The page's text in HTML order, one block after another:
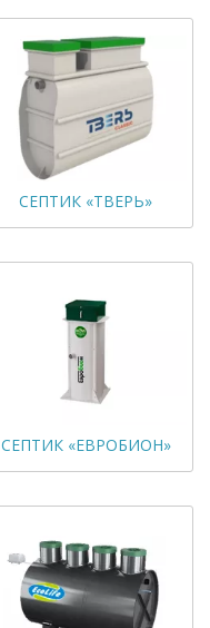
СЕПТИК «ТВЕРЬ»
СЕПТИК «ЕВРОБИОН»